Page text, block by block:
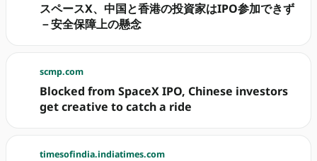
スペースX、中国と香港の投資家はIPO参加できず
－安全保障上の懸念
scmp.com
Blocked from SpaceX IPO, Chinese investors
get creative to catch a ride
timesofindia.indiatimes.com